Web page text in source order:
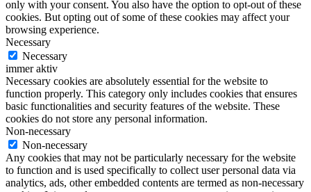
only with your consent. You also have the option to opt-out of these
cookies. But opting out of some of these cookies may affect your
browsing experience.
Necessary
Necessary
immer aktiv
Necessary cookies are absolutely essential for the website to
function properly. This category only includes cookies that ensures
basic functionalities and security features of the website. These
cookies do not store any personal information.
Non-necessary
Non-necessary
Any cookies that may not be particularly necessary for the website
to function and is used specifically to collect user personal data via
analytics, ads, other embedded contents are termed as non-necessary